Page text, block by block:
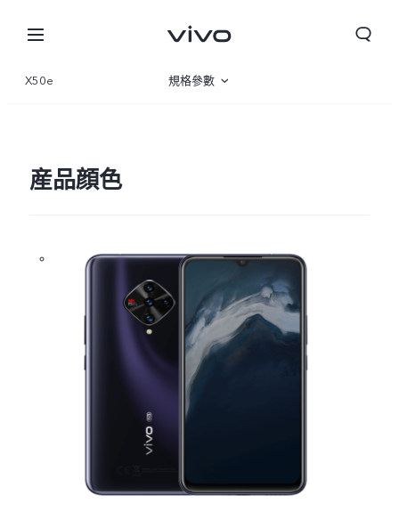
X50e 規格參數
産品顔色